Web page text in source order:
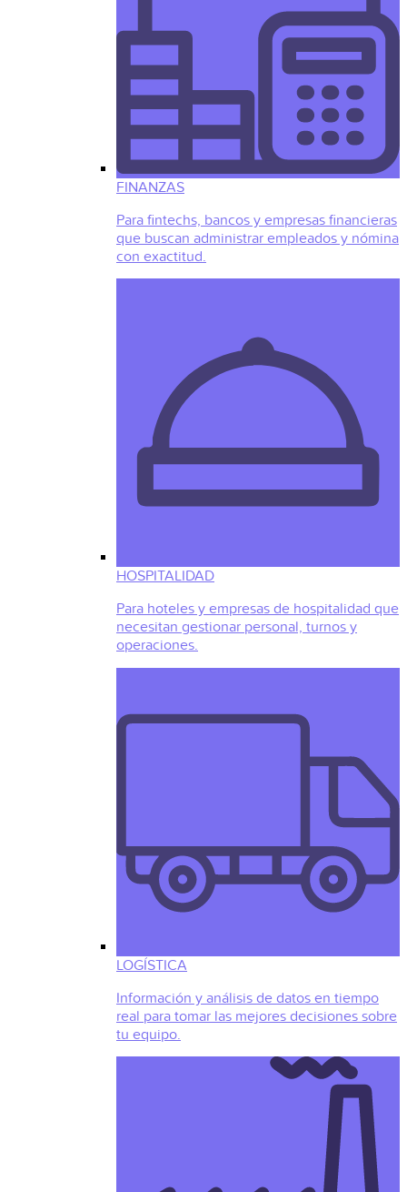
FINANZAS
Para fintechs, bancos y empresas financieras
que buscan administrar empleados y nómina
con exactitud.
HOSPITALIDAD
Para hoteles y empresas de hospitalidad que
necesitan gestionar personal, turnos y
operaciones.
LOGÍSTICA
Información y análisis de datos en tiempo
real para tomar las mejores decisiones sobre
tu equipo.